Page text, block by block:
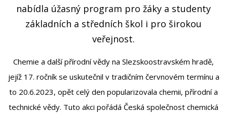
nabídla úžasný program pro žáky a studenty
základních a středních škol i pro širokou
veřejnost.
Chemie a další přírodní vědy na Slezskoostravském hradě,
jejíž 17. ročník se uskutečnil v tradičním červnovém termínu a
to 20.6.2023, opět celý den popularizovala chemii, přírodní a
technické vědy. Tuto akci pořádá Česká společnost chemická